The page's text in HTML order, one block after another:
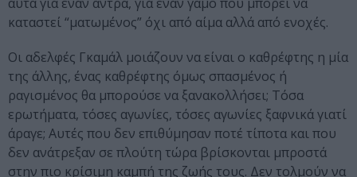
καταστεί “ματωμένος” όχι από αίμα αλλά από ενοχές.
Οι αδελφές Γκαμάλ μοιάζουν να είναι ο καθρέφτης η μία
της άλλης, ένας καθρέφτης όμως σπασμένος ή
ραγισμένος θα μπορούσε να ξανακολλήσει; Τόσα
ερωτήματα, τόσες αγωνίες, τόσες αγωνίες ξαφνικά γιατί
άραγε; Αυτές που δεν επιθύμησαν ποτέ τίποτα και που
δεν ανάτρεξαν σε πλούτη τώρα βρίσκονται μπροστά
στην πιο κρίσιμη καμπή της ζωής τους. Δεν τολμούν να